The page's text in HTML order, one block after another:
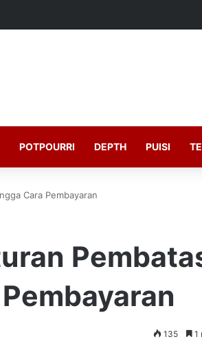
POTPOURRI DEPTH PUISI
Cara Pembayaran
135 1